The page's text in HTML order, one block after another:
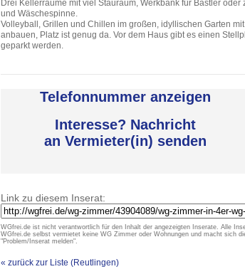
Drei Kellerräume mit viel Stauraum, Werkbank für Bastler
und Wäschespinne.
Volleyball, Grillen und Chillen im großen, idyllischen Garten
anbauen, Platz ist genug da. Vor dem Haus gibt es einen
geparkt werden.
Telefonnummer anzeigen
Interesse? Nachricht
an Vermieter(in) senden
Link zu diesem Inserat:
WGfrei.de ist nicht verantwortlich für den Inhalt der angezeigten Inserate. Alle
WGfrei.de selbst vermietet keine WG Zimmer oder Wohnungen und macht sich
"Problem/Inserat melden".
« zurück zur Liste (Reutlingen)